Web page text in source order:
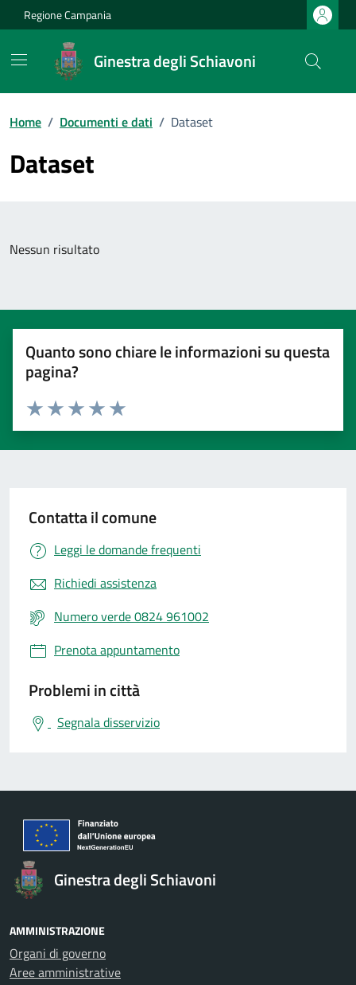
Vai ai contenuti
Vai al footer
Regione Campania
Ginestra degli Schiavoni
Home / Documenti e dati / Dataset
Dataset
Nessun risultato
Quanto sono chiare le informazioni su questa
pagina?
Valuta 5 stelle su 5
Valuta 4 stelle su 5
Valuta 3 stelle su 5
Valuta 2 stelle su 5
Valuta 1 stelle su 5
Contatta il comune
Leggi le domande frequenti
Richiedi assistenza
Numero verde 0824 961002
Prenota appuntamento
Problemi in città
Segnala disservizio
Ginestra degli Schiavoni
AMMINISTRAZIONE
Organi di governo
Aree amministrative